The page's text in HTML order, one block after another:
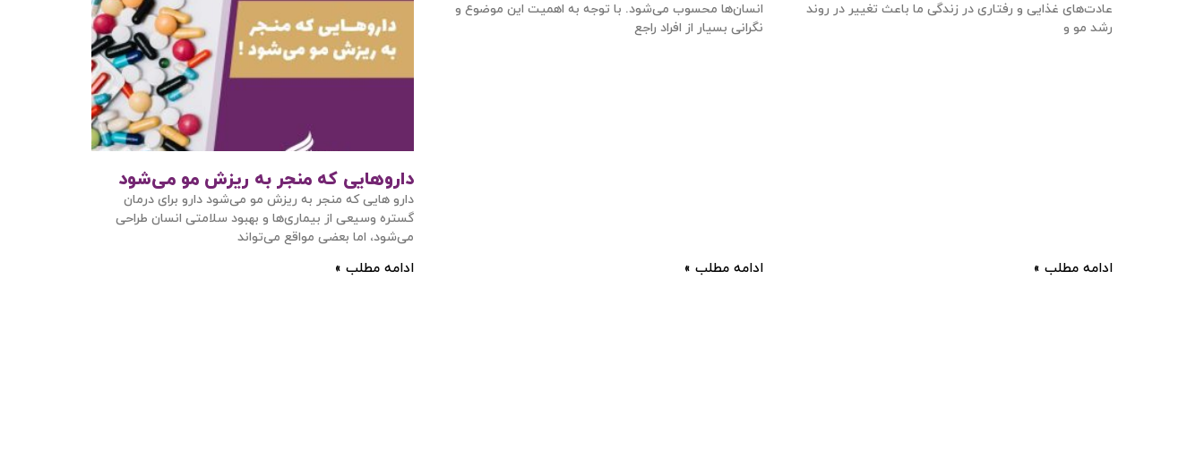
عادت‌های غذایی و رفتاری در زندگی ما باعث تغییر در روند
رشد مو و
ادامه مطلب »
انسان‌ها محسوب می‌شود. با توجه به اهمیت این موضوع و
نگرانی بسیار از افراد راجع
ادامه مطلب »
داروهایی که منجر به ریزش مو می‌شود
دارو هایی که منجر به ریزش مو می‌شود دارو برای درمان
گستره وسیعی از بیماری‌ها و بهبود سلامتی انسان طراحی
می‌شود، اما بعضی مواقع می‌تواند
ادامه مطلب »